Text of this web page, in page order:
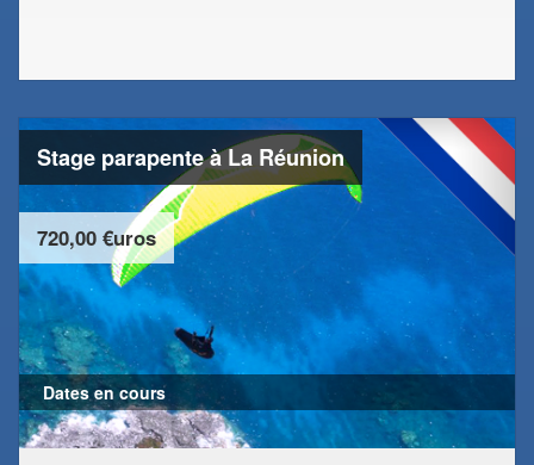
Stage parapente à La Réunion
720,00 €uros
Dates en cours